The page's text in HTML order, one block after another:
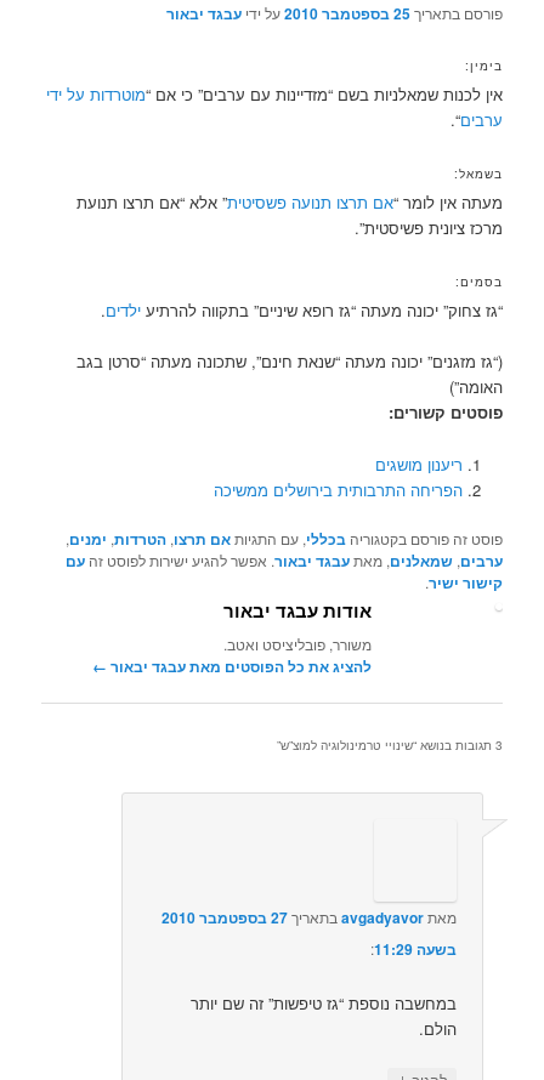
פורסם בתאריך25 בספטמבר 2010 על ידיעבגד יבאור
בימין:
אין לכנות שמאלניות בשם “מזדיינות עם ערבים” כי אם “מוטרדות על ידי
ערבים“.
בשמאל:
מעתה אין לומר “אם תרצו תנועה פשסיטית” אלא “אם תרצו תנועת
מרכז ציונית פשיסטית”.
בסמים:
“גז צחוק” יכונה מעתה “גז רופא שיניים” בתקווה להרתיעילדים.
(“גז מזגנים” יכונה מעתה “שנאת חינם”, שתכונה מעתה “סרטן בגב
האומה”)
פוסטים קשורים:
ריענון מושגים
הפריחה התרבותית בירושלים ממשיכה
פוסט זה פורסם בקטגוריהבכללי, עם התגיותאם תרצו,הטרדות, ימנים,
ערבים,שמאלנים, מאתעבגד יבאור. אפשר להגיע ישירות לפוסט זהעם
קישור ישיר.
אודות עבגד יבאור
משורר, פובליציסט ואטב.
להציג את כל הפוסטים מאת עבגד יבאור‏ ←
3 תגובות בנושא “ שינויי טרמינולוגיה למוצ”ש”
מאתavgadyavor בתאריך
27 בספטמבר 2010
בשעה 11:29
:‏
במחשבה נוספת “גז טיפשות” זה שם יותר
הולם.